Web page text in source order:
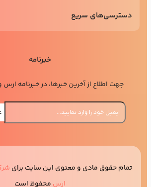
دسترسی‌های سریع
خبرنامه
جهت اطلاع از آخرین خبرها، در خبرنامه
تمام حقوق مادی و معنوی این سایت برای
ارس محفوظ است